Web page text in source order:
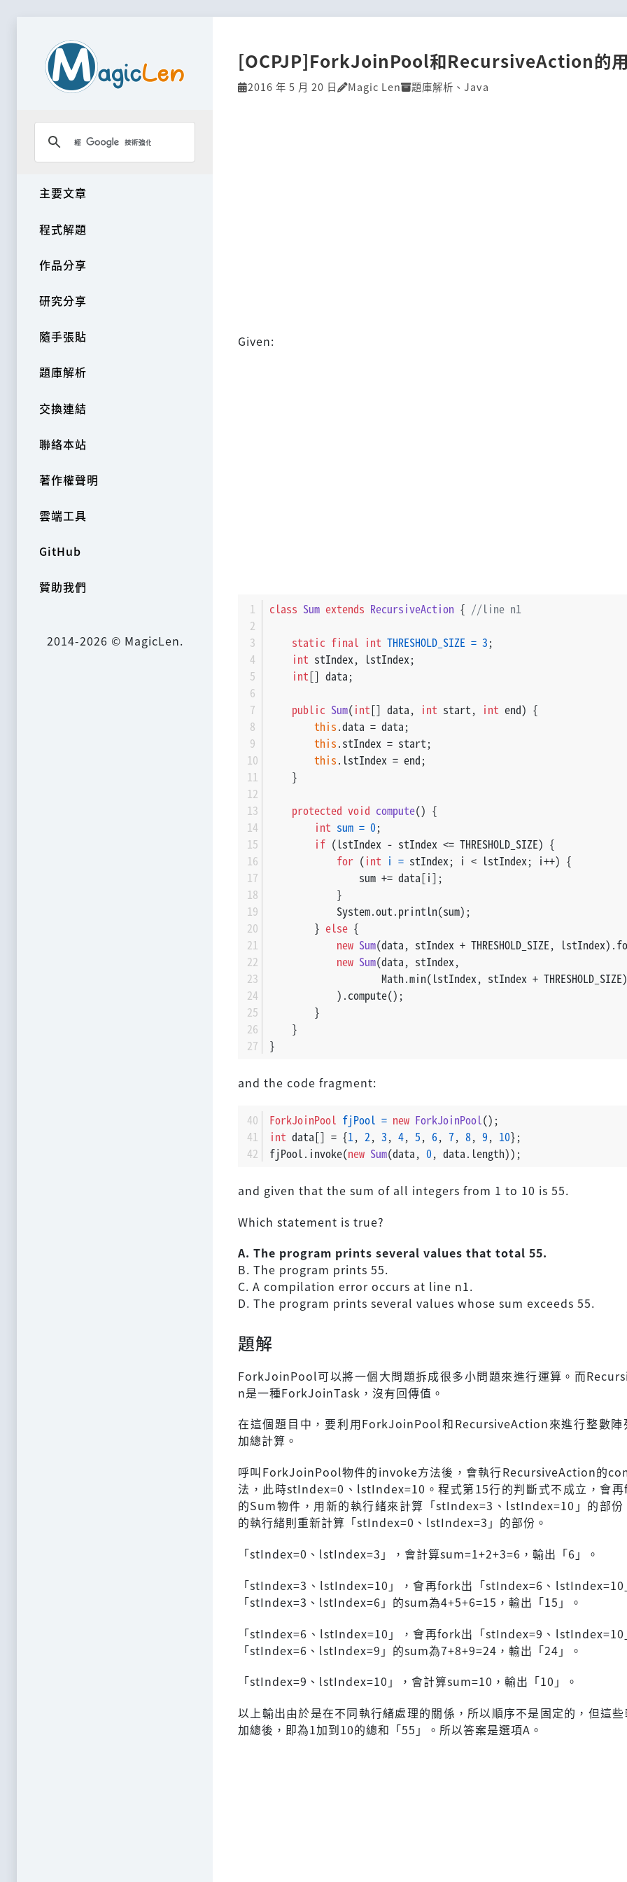
主要文章
程式解題
作品分享
研究分享
隨手張貼
題庫解析
交換連結
聯絡本站
著作權聲明
雲端工具
GitHub
贊助我們
2014-2026 © MagicLen.
[OCPJP]ForkJoinPool和RecursiveAction的
2016 年 5 月 20 日 Magic Len 題庫解析 、 Java
Given:
class Sum extends RecursiveAction { //line n1
static final int THRESHOLD_SIZE = 3;
int stIndex, lstIndex;
int[] data;
public Sum(int[] data, int start, int end) {
this.data = data;
this.stIndex = start;
this.lstIndex = end;
    }
protected void compute() {
int sum = 0;
if (lstIndex - stIndex <= THRESHOLD_SIZE) {
for (int i = stIndex; i < lstIndex; i++) {
                sum += data[i];
            }
            System.out.println(sum);
        }
else {
new Sum(data, stIndex + THRESHOLD_SIZE,
new Sum(data, stIndex,
                    Math.min(lstIndex, stIndex + THRESHOLD_SIZE)
            ).compute();
        }
    }
}
and the code fragment:
ForkJoinPool fjPool = new ForkJoinPool();
int data[] = {1, 2, 3, 4, 5, 6, 7, 8, 9, 10};
fjPool.invoke(new Sum(data, 0, data.length));
and given that the sum of all integers from 1 to 10 is 55.
Which statement is true?
A. The program prints several values that total 55.
B. The program prints 55.
C. A compilation error occurs at line n1.
D. The program prints several values whose sum exceeds 55.
題解
ForkJoinPool可以將一個大問題拆成很多小問題來進行運算。而
n是一種ForkJoinTask，沒有回傳值。
在這個題目中，要利用ForkJoinPool和RecursiveAction來進行整數陣
加總計算。
呼叫ForkJoinPool物件的invoke方法後，會執行RecursiveAction的
法，此時stIndex=0、lstIndex=10。程式第15行的判斷式不成立，會
的Sum物件，用新的執行緒來計算「stIndex=3、lstIndex=10」的部份
的執行緒則重新計算「stIndex=0、lstIndex=3」的部份。
「stIndex=0、lstIndex=3」，會計算sum=1+2+3=6，輸出「6」。
「stIndex=3、lstIndex=10」，會再fork出「stIndex=6、lstIndex=10
「stIndex=3、lstIndex=6」的sum為4+5+6=15，輸出「15」。
「stIndex=6、lstIndex=10」，會再fork出「stIndex=9、lstIndex=10
「stIndex=6、lstIndex=9」的sum為7+8+9=24，輸出「24」。
「stIndex=9、lstIndex=10」，會計算sum=10，輸出「10」。
以上輸出由於是在不同執行緒處理的關係，所以順序不是固定的，但這些
加總後，即為1加到10的總和「55」。所以答案是選項A。